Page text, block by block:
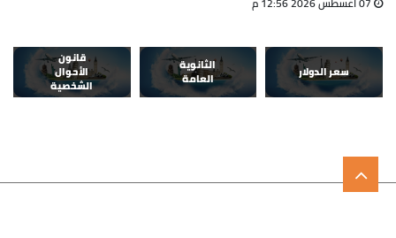
سعر الدولار
الثانوية
العامة
قانون
الأحوال
الشخصية